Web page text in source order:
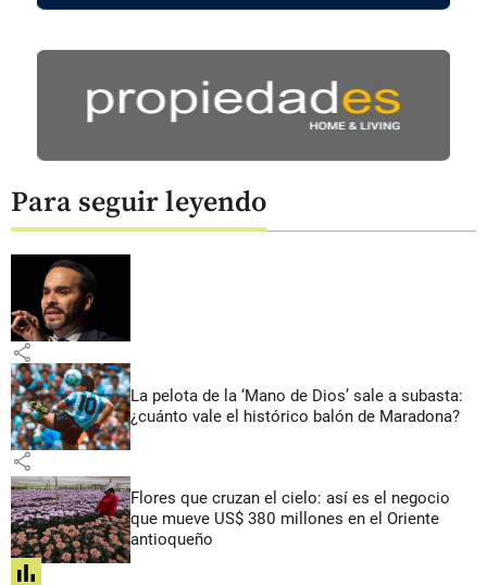
Para seguir leyendo
share
La pelota de la ‘Mano de Dios’ sale a subasta:
¿cuánto vale el histórico balón de Maradona?
share
Flores que cruzan el cielo: así es el negocio
que mueve US$ 380 millones en el Oriente
antioqueño
share